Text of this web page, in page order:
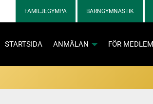
FAMILJEGYMPA BARNGYMNASTIK
STARTSIDA ANMÄLAN FÖR